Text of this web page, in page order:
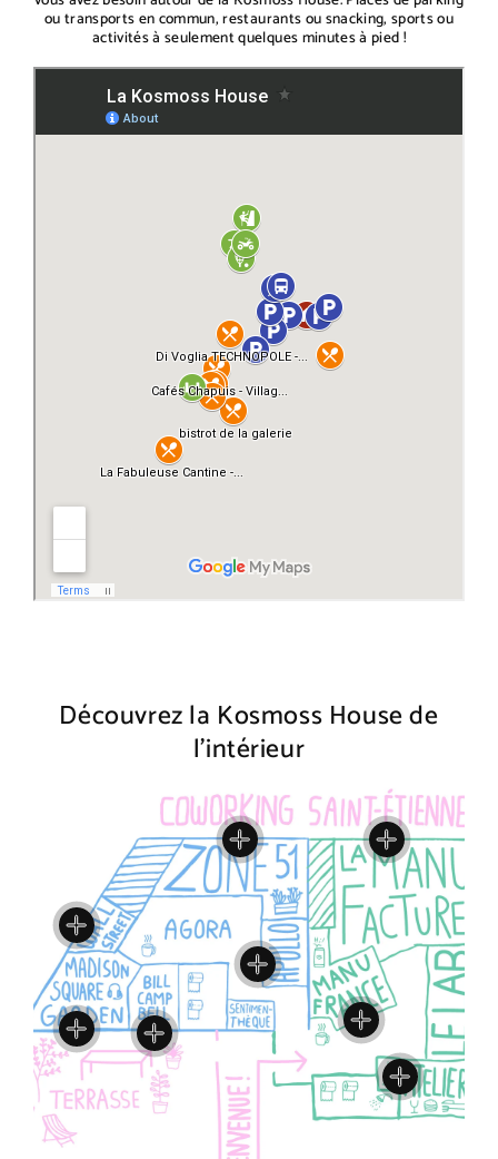
ou transports en commun, restaurants ou snacking, sports ou
activités à seulement quelques minutes à pied !
Découvrez la Kosmoss House de
l'intérieur